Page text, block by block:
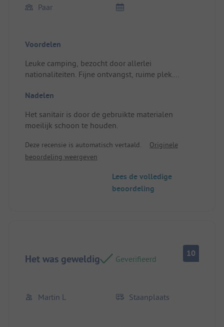
Paar
Voordelen
Leuke camping, bezocht door allerlei
nationaliteiten. Fijne ontvangst, ruime plek.
plek.
Nadelen
Het sanitair is door de gebruikte materialen
moeilijk schoon te houden.
Deze recensie is automatisch vertaald.
Originele
beoordeling weergeven
Lees de volledige
beoordeling
Het was geweldig Geverifieerd
10
Martin L Staanplaats